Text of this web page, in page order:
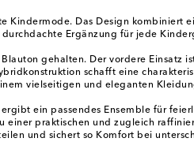
Kindermode. Das Design
Ergänzung für jede
gehalten. Der vordere
schafft eine
vielseitigen und eleganten
ein passendes Ensemble für
praktischen und zugleich
und sichert so Komfort bei